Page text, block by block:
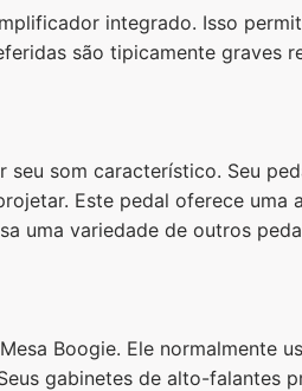
integrado. Isso
são tipicamente graves
som característico. Seu
Este pedal oferece uma
uma variedade de outros
Boogie. Ele normalmente
gabinetes de alto-falantes